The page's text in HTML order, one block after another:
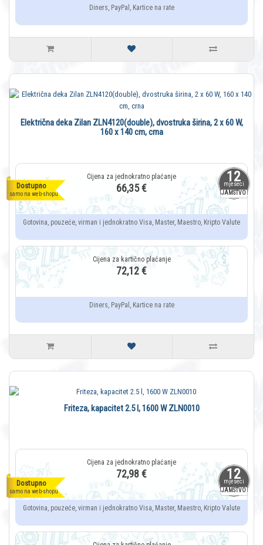
Diners, PayPal, Kartice na rate
12
mjeseci
JAMSTVO
Dostupno
samo na web-shopu
Električna deka Zilan ZLN4120(double), dvostruka širina, 2 x 60 W,
160 x 140 cm, crna
66,35 €
Gotovina, pouzeće, virman i jednokratno Visa, Master, Maestro, Kripto Valute
72,12 €
Diners, PayPal, Kartice na rate
12
mjeseci
JAMSTVO
Dostupno
samo na web-shopu
Friteza, kapacitet 2.5 l, 1600 W ZLN0010
72,98 €
Gotovina, pouzeće, virman i jednokratno Visa, Master, Maestro, Kripto Valute